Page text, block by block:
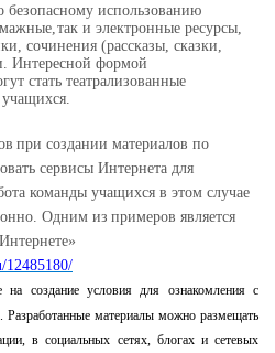
безопасному использованию
так и электронные ресурсы,
сочинения (рассказы, сказки,
Интересной формой
стать театрализованные
учащихся.
при создании материалов по
сервисы Интернета для
команды учащихся в этом случае
Одним из примеров является
12485180/
на создание условия для ознакомления с
Разработанные материалы можно размещать
в социальных сетях, блогах и сетевых